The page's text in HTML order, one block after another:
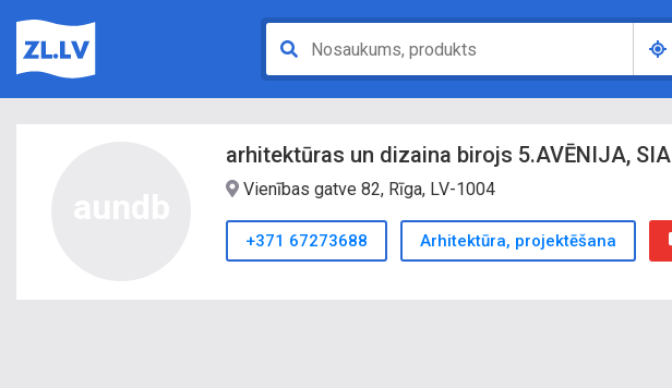
arhitektūras un dizaina birojs 5.AVĒNIJA, SIA
Vienības gatve 82, Rīga, LV-1004
+371 67273688 Arhitektūra, projektēšana